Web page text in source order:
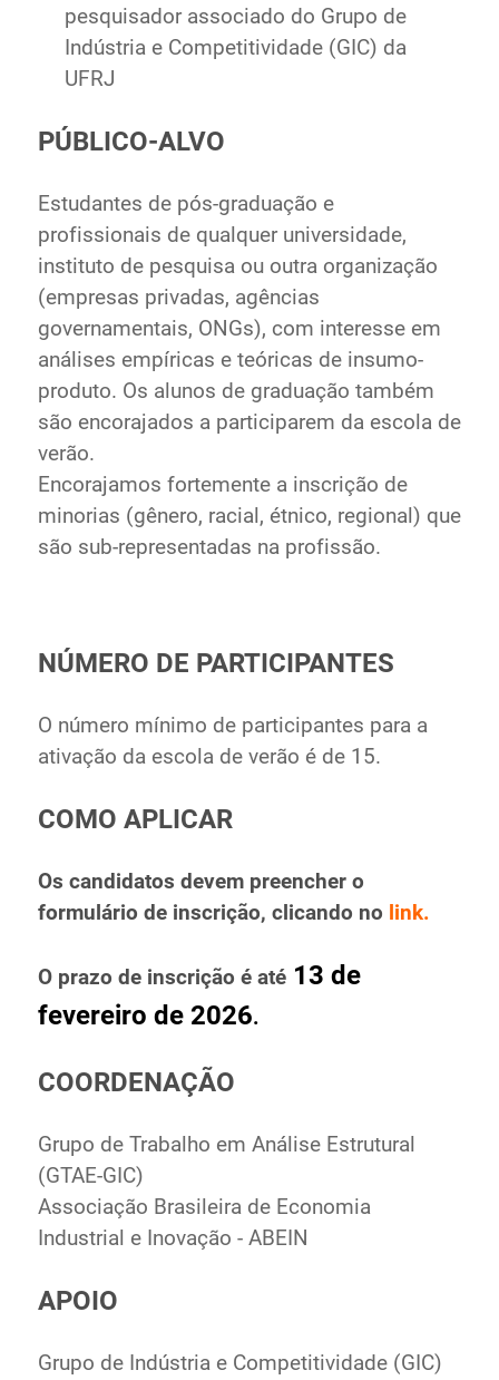
pesquisador associado do Grupo de
Indústria e Competitividade (GIC) da
UFRJ
PÚBLICO-ALVO
Estudantes de pós-graduação e
profissionais de qualquer universidade,
instituto de pesquisa ou outra organização
(empresas privadas, agências
governamentais, ONGs), com interesse em
análises empíricas e teóricas de insumo-
produto. Os alunos de graduação também
são encorajados a participarem da escola de
verão.
Encorajamos fortemente a inscrição de
minorias (gênero, racial, étnico, regional) que
são sub-representadas na profissão.
NÚMERO DE PARTICIPANTES
O número mínimo de participantes para a
ativação da escola de verão é de 15.
COMO APLICAR
Os candidatos devem preencher o
formulário de inscrição, clicando no link.
O prazo de inscrição é até13 de
fevereiro de 2026.
COORDENAÇÃO
Grupo de Trabalho em Análise Estrutural
(GTAE-GIC)
Associação Brasileira de Economia
Industrial e Inovação - ABEIN
APOIO
Grupo de Indústria e Competitividade (GIC)